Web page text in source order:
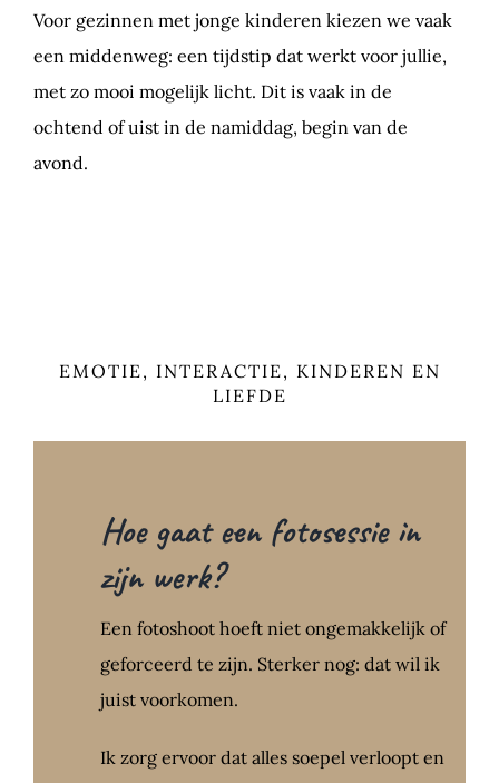
Voor gezinnen met jonge kinderen kiezen we vaak
een middenweg: een tijdstip dat werkt voor jullie,
met zo mooi mogelijk licht. Dit is vaak in de
ochtend of uist in de namiddag, begin van de
avond.
EMOTIE, INTERACTIE, KINDEREN EN
LIEFDE
Hoe gaat een fotosessie in
zijn werk?
Een fotoshoot hoeft niet ongemakkelijk of
geforceerd te zijn. Sterker nog: dat wil ik
juist voorkomen.
Ik zorg ervoor dat alles soepel verloopt en